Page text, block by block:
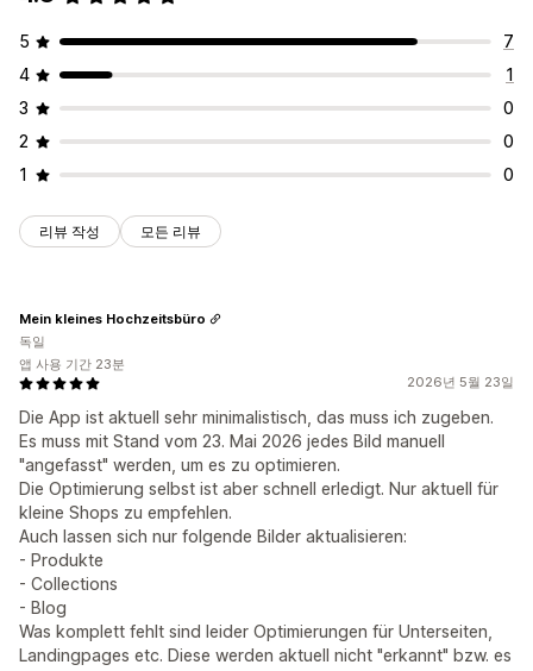
5
7
4
1
3
0
2
0
1
0
리뷰 작성 모든 리뷰
2026년 5월 23일
Die App ist aktuell sehr minimalistisch, das muss ich zugeben.
Es muss mit Stand vom 23. Mai 2026 jedes Bild manuell
"angefasst" werden, um es zu optimieren.
Die Optimierung selbst ist aber schnell erledigt. Nur aktuell für
kleine Shops zu empfehlen.
Auch lassen sich nur folgende Bilder aktualisieren:
- Produkte
- Collections
- Blog
Was komplett fehlt sind leider Optimierungen für Unterseiten,
Landingpages etc. Diese werden aktuell nicht "erkannt" bzw. es
Mein kleines Hochzeitsbüro
독일
앱 사용 기간 23분